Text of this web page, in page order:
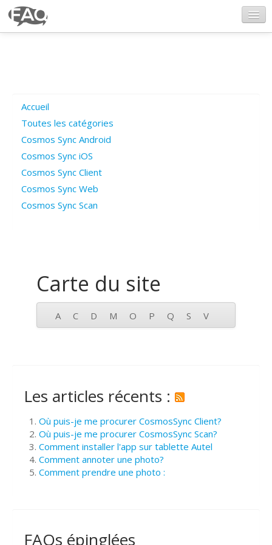
Poser une question
Questions ouvertes
Connexion
Accueil
Toutes les catégories
Cosmos Sync Android
Cosmos Sync iOS
Cosmos Sync Client
Cosmos Sync Web
Cosmos Sync Scan
Carte du site
A C D M O P Q S V
Les articles récents :
Où puis-je me procurer CosmosSync Client?
Où puis-je me procurer CosmosSync Scan?
Comment installer l'app sur tablette Autel
Comment annoter une photo?
Comment prendre une photo :
FAQs épinglées